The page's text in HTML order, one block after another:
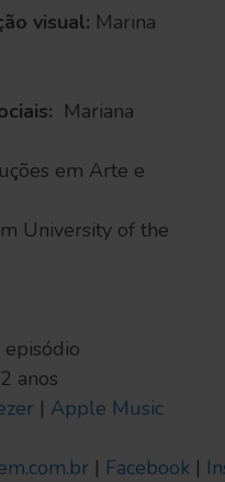
visual: Marina
Mariana
em Arte e
University of the
anos
| Apple Music
| Facebook |